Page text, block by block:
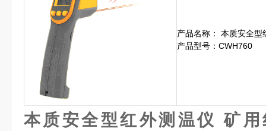
产品名称： 本质安全
产品型号：CWH760
本质安全型红外测温仪 矿